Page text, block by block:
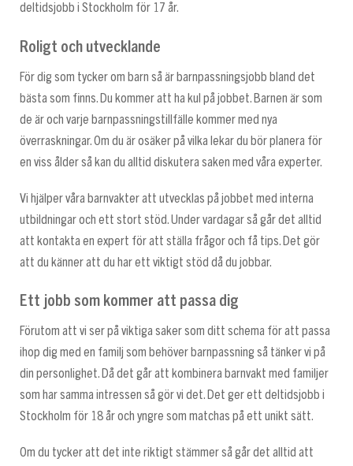
deltidsjobb i Stockholm för 17 år.
Roligt och utvecklande
För dig som tycker om barn så är barnpassningsjobb bland det
bästa som finns. Du kommer att ha kul på jobbet. Barnen är som
de är och varje barnpassningstillfälle kommer med nya
överraskningar. Om du är osäker på vilka lekar du bör planera för
en viss ålder så kan du alltid diskutera saken med våra experter.
Vi hjälper våra barnvakter att utvecklas på jobbet med interna
utbildningar och ett stort stöd. Under vardagar så går det alltid
att kontakta en expert för att ställa frågor och få tips. Det gör
att du känner att du har ett viktigt stöd då du jobbar.
Ett jobb som kommer att passa dig
Förutom att vi ser på viktiga saker som ditt schema för att passa
ihop dig med en familj som behöver barnpassning så tänker vi på
din personlighet. Då det går att kombinera barnvakt med familjer
som har samma intressen så gör vi det. Det ger ett deltidsjobb i
Stockholm för 18 år och yngre som matchas på ett unikt sätt.
Om du tycker att det inte riktigt stämmer så går det alltid att